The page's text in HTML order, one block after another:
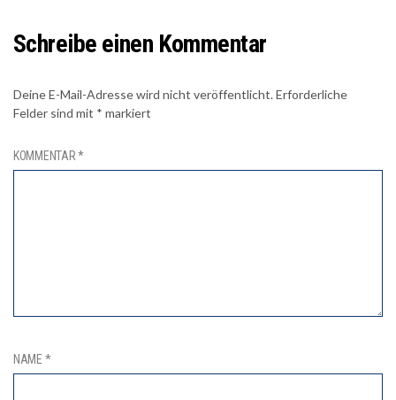
Schreibe einen Kommentar
Deine E-Mail-Adresse wird nicht veröffentlicht.Erforderliche
Felder sind mit * markiert
KOMMENTAR*
NAME *